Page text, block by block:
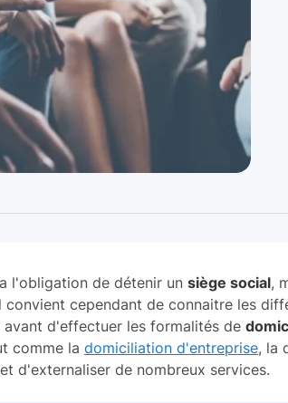
a l'obligation de détenir un siège social,
convient cependant de connaitre les
avant d'effectuer les formalités de
comme la domiciliation d'entreprise, la
d'externaliser de nombreux services.